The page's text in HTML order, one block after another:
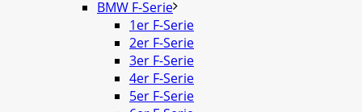
BMW F-Serie
1er F-Serie
2er F-Serie
3er F-Serie
4er F-Serie
5er F-Serie